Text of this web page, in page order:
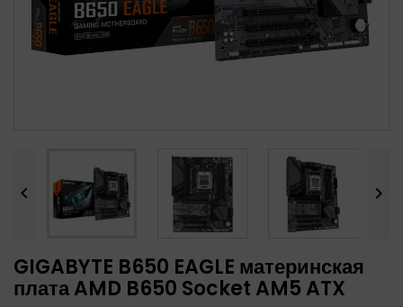
 
GIGABYTE B650 EAGLE материнская
плата AMD B650 Socket AM5 ATX